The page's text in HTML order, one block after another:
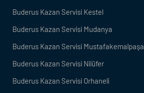
Buderus Kazan Servisi Kestel
Buderus Kazan Servisi Mudanya
Buderus Kazan Servisi Mustafakemalpaşa
Buderus Kazan Servisi Nilüfer
Buderus Kazan Servisi Orhaneli